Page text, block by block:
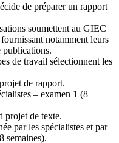
de préparer un rapport
soumettent au GIEC
notamment leurs
publications.
de travail sélectionnent les
de rapport.
– examen 1 (8
projet de texte.
par les spécialistes et par
semaines).